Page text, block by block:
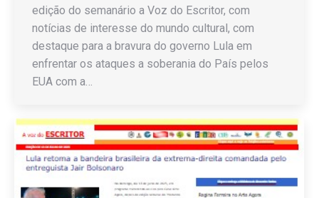
edição do semanário a Voz do Escritor, com
notícias de interesse do mundo cultural, com
destaque para a bravura do governo Lula em
enfrentar os ataques a soberania do País pelos
EUA com a…